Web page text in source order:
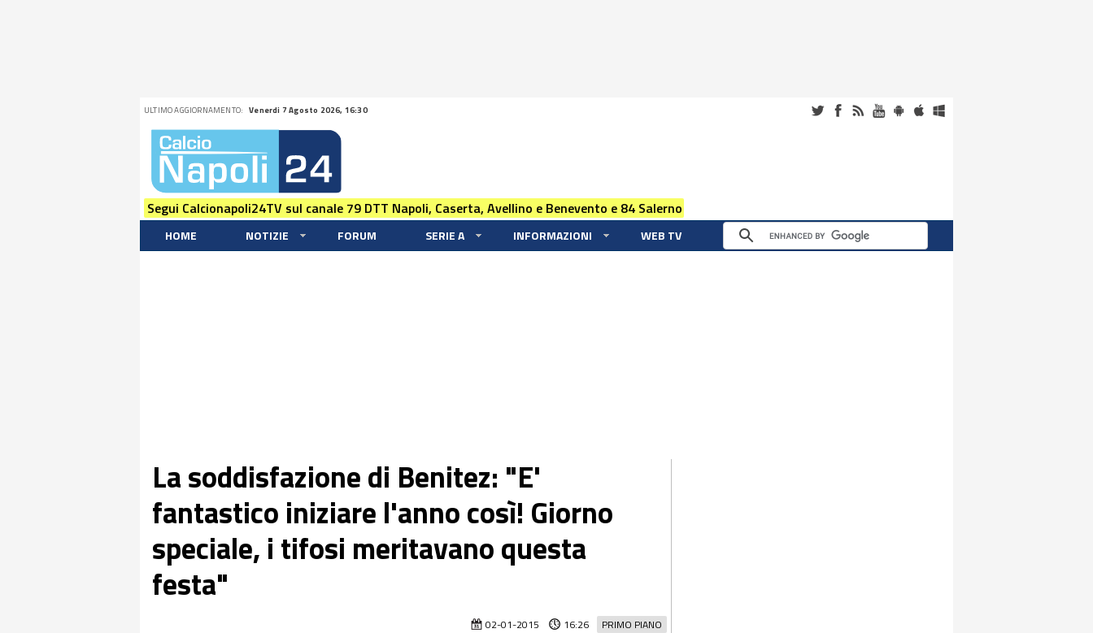
ULTIMO AGGIORNAMENTO: Venerdi 7 Agosto 2026, 16:30
Segui Calcionapoli24TV sul canale 79 DTT Napoli, Caserta, Avellino e Benevento e 84 Salerno
HOME NOTIZIE FORUM SERIE A INFORMAZIONI WEB TV
La soddisfazione di Benitez: "E'
fantastico iniziare l'anno così! Giorno
speciale, i tifosi meritavano questa
festa"
PRIMO PIANO
02-01-2015 16:26